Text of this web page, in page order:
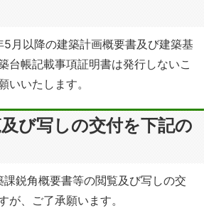
月以降の建築計画概要書及び建築基
台帳記載事項証明書は発行しないこ
いたします。
び写しの交付を下記の
鋭角概要書等の閲覧及び写しの交
、ご了承願います。